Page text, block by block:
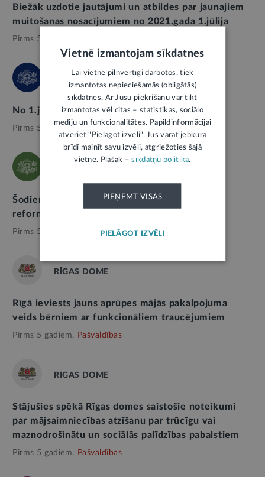
Biežāk uzdotie jautājumi un atbildes par jaunajiem
muitošanas nosacījumiem no 2021.gada 1.jūlija
Pirms 5 gadiem,
FINANŠU MINISTRIJA
No 1.jūlija vairākas izmaiņas nodokļu jomā
Pirms 5 gadiem,
Šodien stājas spēkā administratīvi teritoriālā
reforma
Pirms 5 gadiem, Pašvaldības
RĪGAS DOME
Rīgā ieviests jauns aprūpes mājās pakalpojuma
veids bērniem ar funkcionāliem traucējumiem
Pirms 5 gadiem, Pašvaldības
RĪGAS DOME
Stājušies spēkā Rīgas domes saistošie noteikumi
par mājsaimniecības atzīšanu par trūcīgu vai
maznodrošinātu un sociālās palīdzības pabalstiem
Pirms 5 gadiem, Pašvaldības
Vietnē izmantojam sīkdatnes
Lai vietne pilnvērtīgi darbotos, tiek
izmantotas nepieciešamās (obligātās)
sīkdatnes. Ar Jūsu piekrišanu var tikt
izmantotas vēl citas – statistikas, sociālo
mediju un funkcionalitātes. Papildinformācijai
atveriet "Pielāgot izvēli". Jūs varat jebkurā
brīdī mainīt savu izvēli, atgriežoties šajā
vietnē. Plašāk –sīkdatņu politikā.
PIEŅEMT VISAS
PIELĀGOT IZVĒLI